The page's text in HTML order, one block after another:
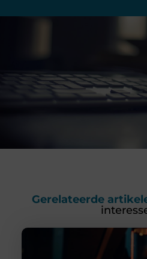
Gerelateerde